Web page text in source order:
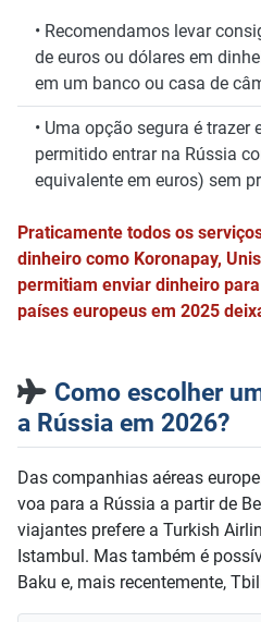
• Recomendamos levar
de euros ou dólares em
em um banco ou casa de
• Uma opção segura é trazer
permitido entrar na Rússia
equivalente em euros) sem
Praticamente todos os
dinheiro como Koronapay,
permitiam enviar dinheiro
países europeus em 2025
Como escolher
a Rússia em 2026?
Das companhias aéreas
voa para a Rússia a partir de
viajantes prefere a Turkish
Istambul. Mas também é
Baku e, mais recentemente,